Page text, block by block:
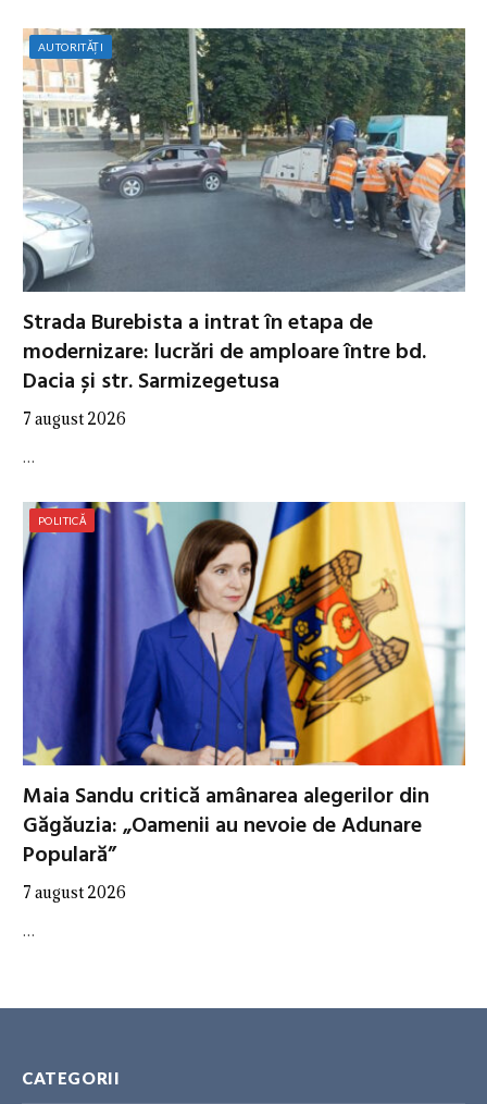
AUTORITĂȚI
Strada Burebista a intrat în etapa de
modernizare: lucrări de amploare între bd.
Dacia și str. Sarmizegetusa
7 august 2026
…
POLITICĂ
Maia Sandu critică amânarea alegerilor din
Găgăuzia: „Oamenii au nevoie de Adunare
Populară”
7 august 2026
…
CATEGORII